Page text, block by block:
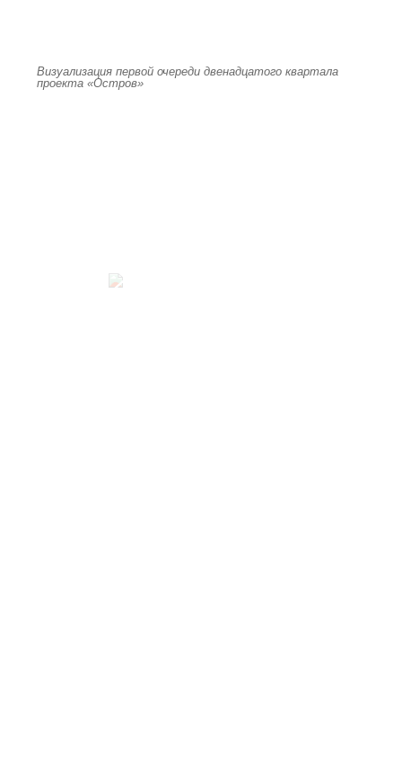
Визуализация первой очереди двенадцатого квартала
проекта «Остров»